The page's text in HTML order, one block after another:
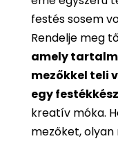
festés sosem
Rendelje meg
amely
mezőkkel teli
egy
kreatív móka.
mezőket,